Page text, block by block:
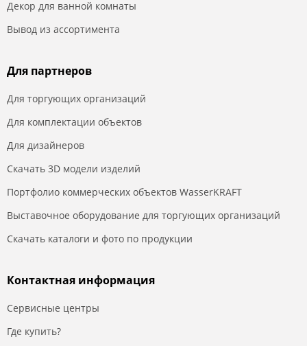
Декор для ванной комнаты
Вывод из ассортимента
Для партнеров
Для торгующих организаций
Для комплектации объектов
Для дизайнеров
Скачать 3D модели изделий
Портфолио коммерческих объектов WasserKRAFT
Выставочное оборудование для торгующих организаций
Скачать каталоги и фото по продукции
Контактная информация
Сервисные центры
Где купить?